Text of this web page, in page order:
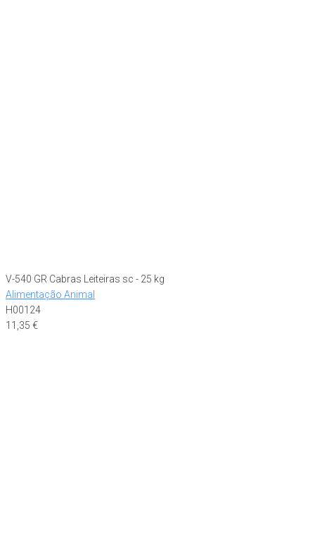
V-540 GR Cabras Leiteiras sc - 25 kg
Alimentação Animal
H00124
11,35 €